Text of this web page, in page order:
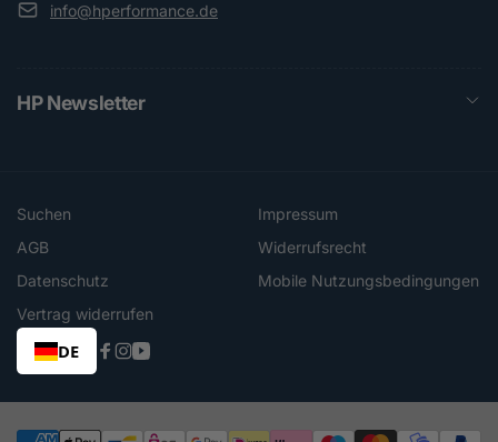
info@hperformance.de
HP Newsletter
Suchen
Impressum
AGB
Widerrufsrecht
Datenschutz
Mobile Nutzungsbedingungen
Vertrag widerrufen
DE
Facebook
Instagram
YouTube